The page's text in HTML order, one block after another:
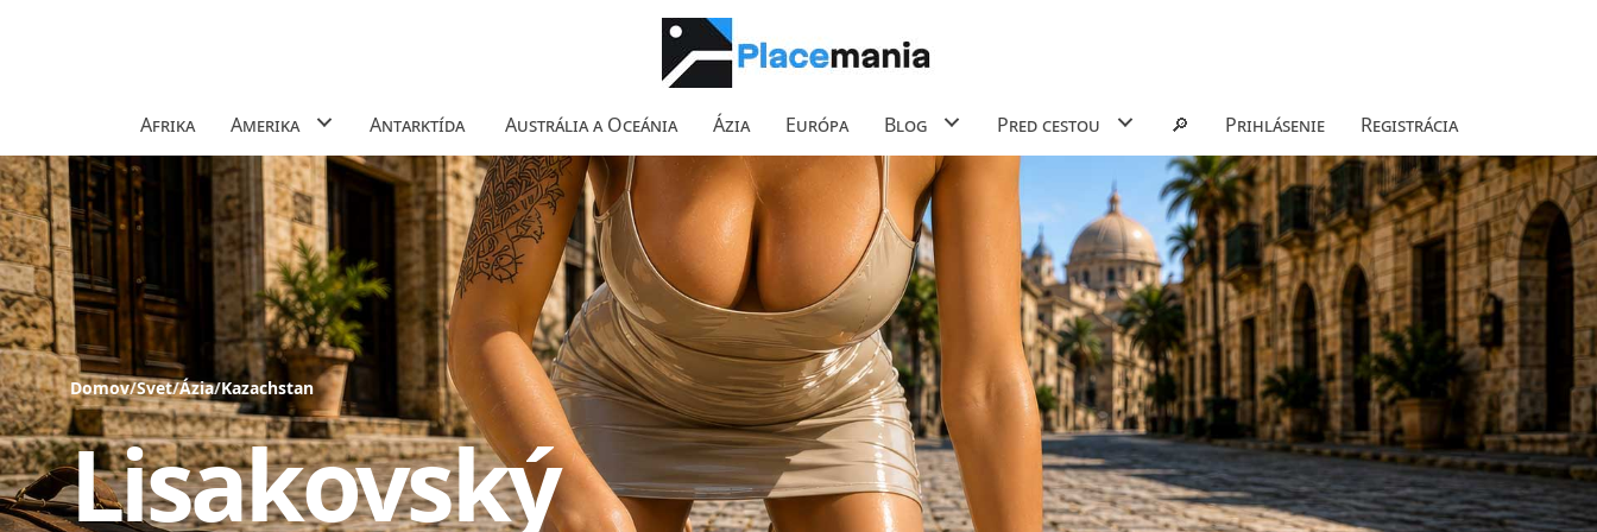
Afrika Amerika Antarktída Austrália a Oceánia Ázia Európa Blog Pred cestou 🔎 Prihlásenie Registrácia
Domov/Svet/Ázia/Kazachstan
Lisakovský